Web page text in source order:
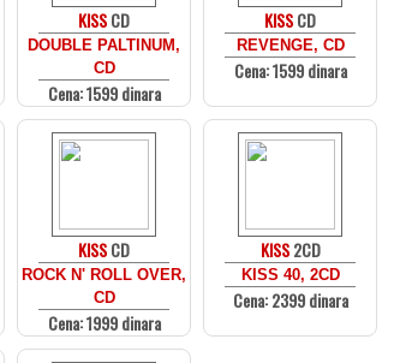
KISSCD
DOUBLE PALTINUM,
CD
Cena: 1599 dinara
KISSCD
REVENGE, CD
Cena: 1599 dinara
KISSCD
ROCK N' ROLL OVER,
CD
Cena: 1999 dinara
KISS2CD
KISS 40, 2CD
Cena: 2399 dinara